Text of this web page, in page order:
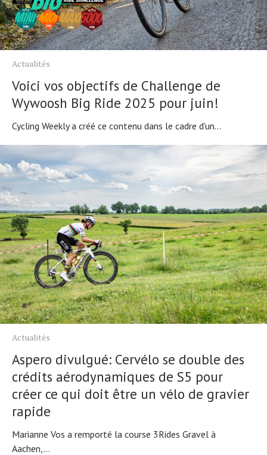
Actualités
Voici vos objectifs de Challenge de
Wywoosh Big Ride 2025 pour juin!
Cycling Weekly a créé ce contenu dans le cadre d'un...
Actualités
Aspero divulgué: Cervélo se double des
crédits aérodynamiques de S5 pour
créer ce qui doit être un vélo de gravier
rapide
Marianne Vos a remporté la course 3Rides Gravel à
Aachen,...